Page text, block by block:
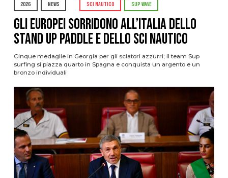
2026 NEWS SCI NAUTICO SUP WAVE
Gli Europei sorridono all’Italia dello
stand up paddle e dello sci nautico
Cinque medaglie in Georgia per gli sciatori azzurri; il team Sup
surfing si piazza quarto in Spagna e conquista un argento e un
bronzo individuali